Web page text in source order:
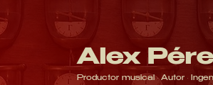
Alex
Productor musical · Autor ·